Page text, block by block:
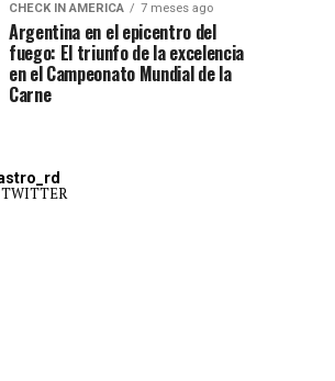
CHECK IN AMERICA 7 meses ago
Argentina en el epicentro del
fuego: El triunfo de la excelencia
en el Campeonato Mundial de la
Carne
TWITTER